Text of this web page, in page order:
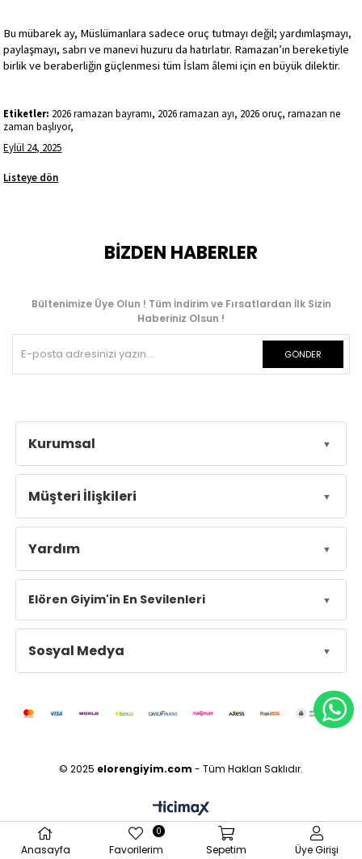
Bu mübarek ay, Müslümanlara sadece oruç tutmayı değil; yardımlaşmayı,
paylaşmayı, sabrı ve manevi huzuru da hatırlatır. Ramazan’ın bereketiyle
birlik ve beraberliğin güçlenmesi tüm İslam âlemi için en büyük dilektir.
Etiketler: 2026 ramazan bayramı, 2026 ramazan ayı, 2026 oruç, ramazan ne
zaman başlıyor,
Eylül 24, 2025
Listeye dön
BİZDEN HABERLER
Bültenimize Üye Olun ! Tüm İndirim ve Fırsatlardan İlk Sizin
Haberiniz Olsun !
GÖNDER
Kurumsal
Müşteri İlişkileri
Yardım
Elören Giyim'in En Sevilenleri
Sosyal Medya
© 2025 elorengiyim.com - Tüm Hakları Saklıdır.
Anasayfa Favorilerim
0
Sepetim Üye Girişi